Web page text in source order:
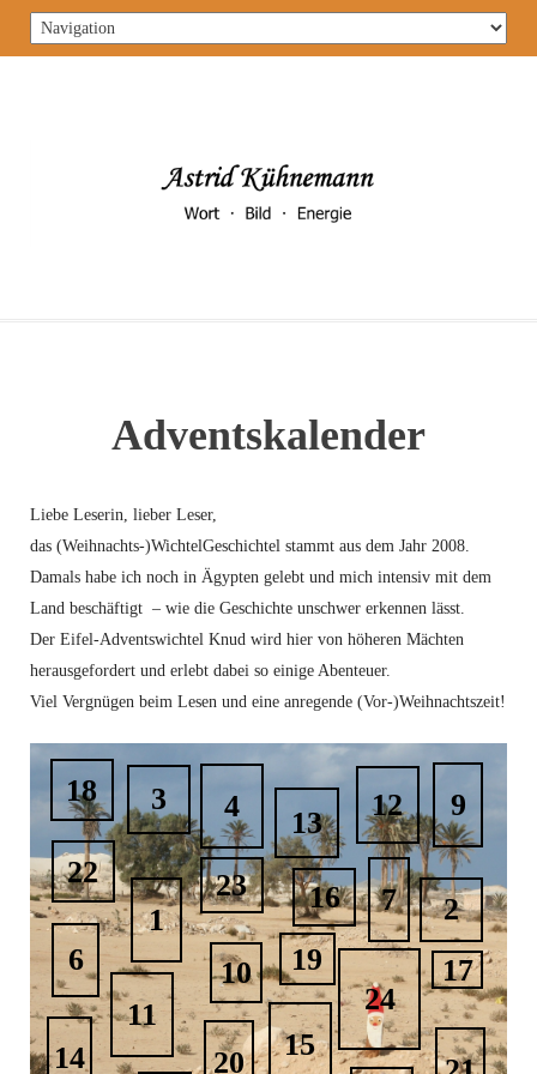
Adventskalender
Liebe Leserin, lieber Leser,
das (Weihnachts-)WichtelGeschichtel stammt aus dem Jahr 2008.
Damals habe ich noch in Ägypten gelebt und mich intensiv mit dem
Land beschäftigt – wie die Geschichte unschwer erkennen lässt.
Der Eifel-Adventswichtel Knud wird hier von höheren Mächten
herausgefordert und erlebt dabei so einige Abenteuer.
Viel Vergnügen beim Lesen und eine anregende (Vor-)Weihnachtszeit!
1 2
3 4
6
7
9
10
11
12
13
14 15
16
17
18
19
20
22 23
24